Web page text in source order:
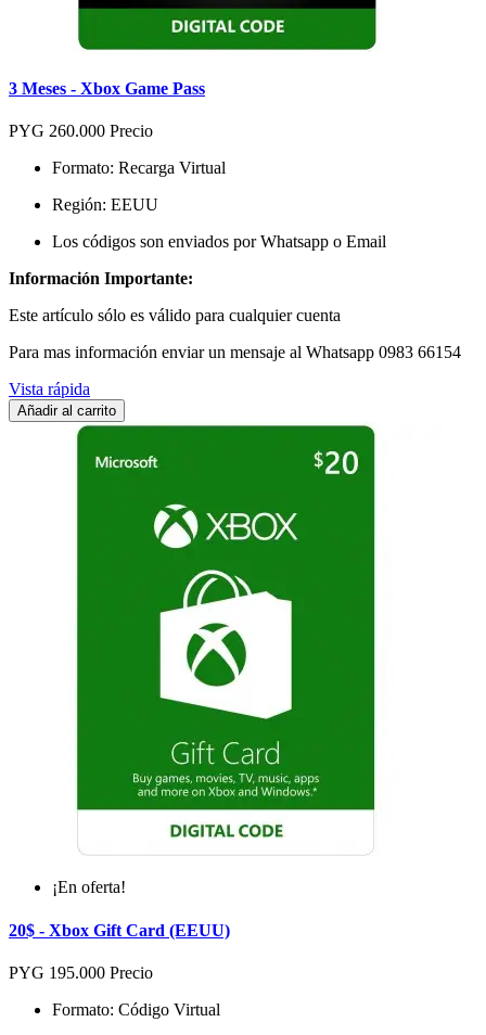
3 Meses - Xbox Game Pass
PYG 260.000 Precio
Formato: Recarga Virtual
Región: EEUU
Los códigos son enviados por Whatsapp o Email
Información Importante:
Este artículo sólo es válido para cualquier cuenta
Para mas información enviar un mensaje al Whatsapp 0983 66154
Vista rápida
Añadir al carrito
¡En oferta!
20$ - Xbox Gift Card (EEUU)
PYG 195.000 Precio
Formato: Código Virtual